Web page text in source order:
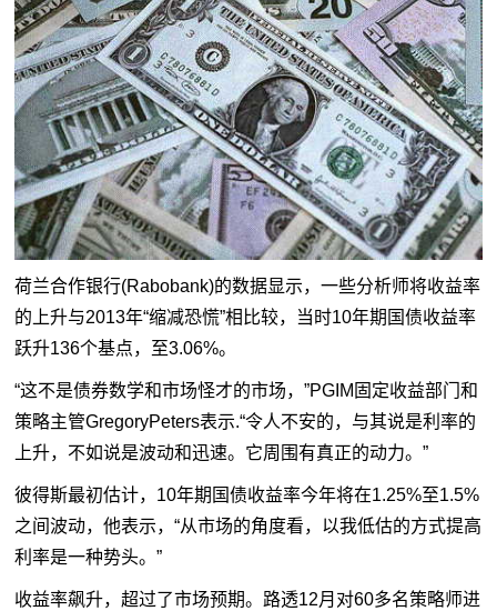
荷兰合作银行(Rabobank)的数据显示，一些分析师将收益率
的上升与2013年“缩减恐慌”相比较，当时10年期国债收益率
跃升136个基点，至3.06%。
“这不是债券数学和市场怪才的市场，”PGIM固定收益部门和
策略主管GregoryPeters表示.“令人不安的，与其说是利率的
上升，不如说是波动和迅速。它周围有真正的动力。”
彼得斯最初估计，10年期国债收益率今年将在1.25%至1.5%
之间波动，他表示，“从市场的角度看，以我低估的方式提高
利率是一种势头。”
收益率飙升，超过了市场预期。路透12月对60多名策略师进